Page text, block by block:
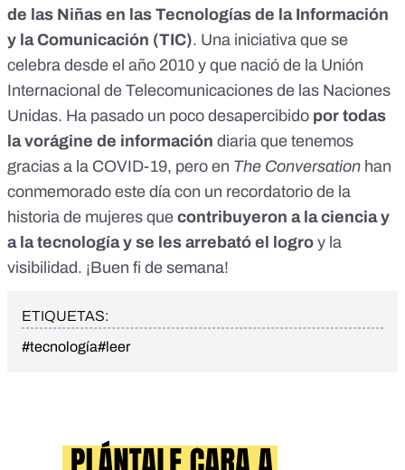
de las Niñas en las Tecnologías de la Información
y la Comunicación (TIC). Una iniciativa que se
celebra desde el año 2010 y que nació de la Unión
Internacional de Telecomunicaciones de las Naciones
Unidas. Ha pasado un poco desapercibido por todas
la vorágine de información diaria que tenemos
gracias a la COVID-19, pero en The Conversation han
conmemorado este día con un recordatorio de la
historia de mujeres que contribuyeron a la ciencia y
a la tecnología y se les arrebató el logro y la
visibilidad. ¡Buen fi de semana!
ETIQUETAS:
#tecnología#leer